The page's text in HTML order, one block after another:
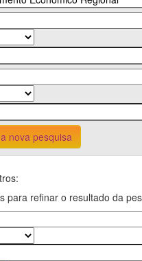
nova pesquisa
para refinar o resultado da